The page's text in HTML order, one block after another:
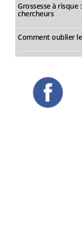
Grossesse à
chercheurs
Comment oublier